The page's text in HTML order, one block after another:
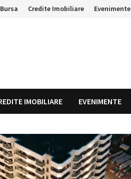
Bursa Credite Imobiliare Evenimente
IMOBILIARE EVENIMENTE